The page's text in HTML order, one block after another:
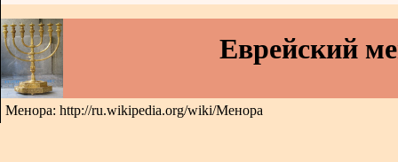
Еврейский
Менора: http://ru.wikipedia.org/wiki/Менора